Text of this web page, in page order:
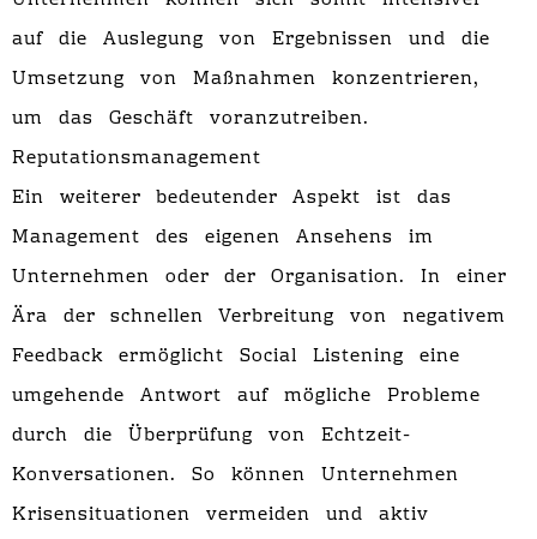
auf die Auslegung von Ergebnissen und die
Umsetzung von Maßnahmen konzentrieren,
um das Geschäft voranzutreiben.
Reputationsmanagement
Ein weiterer bedeutender Aspekt ist das
Management des eigenen Ansehens im
Unternehmen oder der Organisation. In einer
Ära der schnellen Verbreitung von negativem
Feedback ermöglicht Social Listening eine
umgehende Antwort auf mögliche Probleme
durch die Überprüfung von Echtzeit-
Konversationen. So können Unternehmen
Krisensituationen vermeiden und aktiv